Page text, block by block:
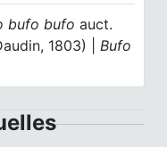
bufo bufo auct.
1803) |Bufo